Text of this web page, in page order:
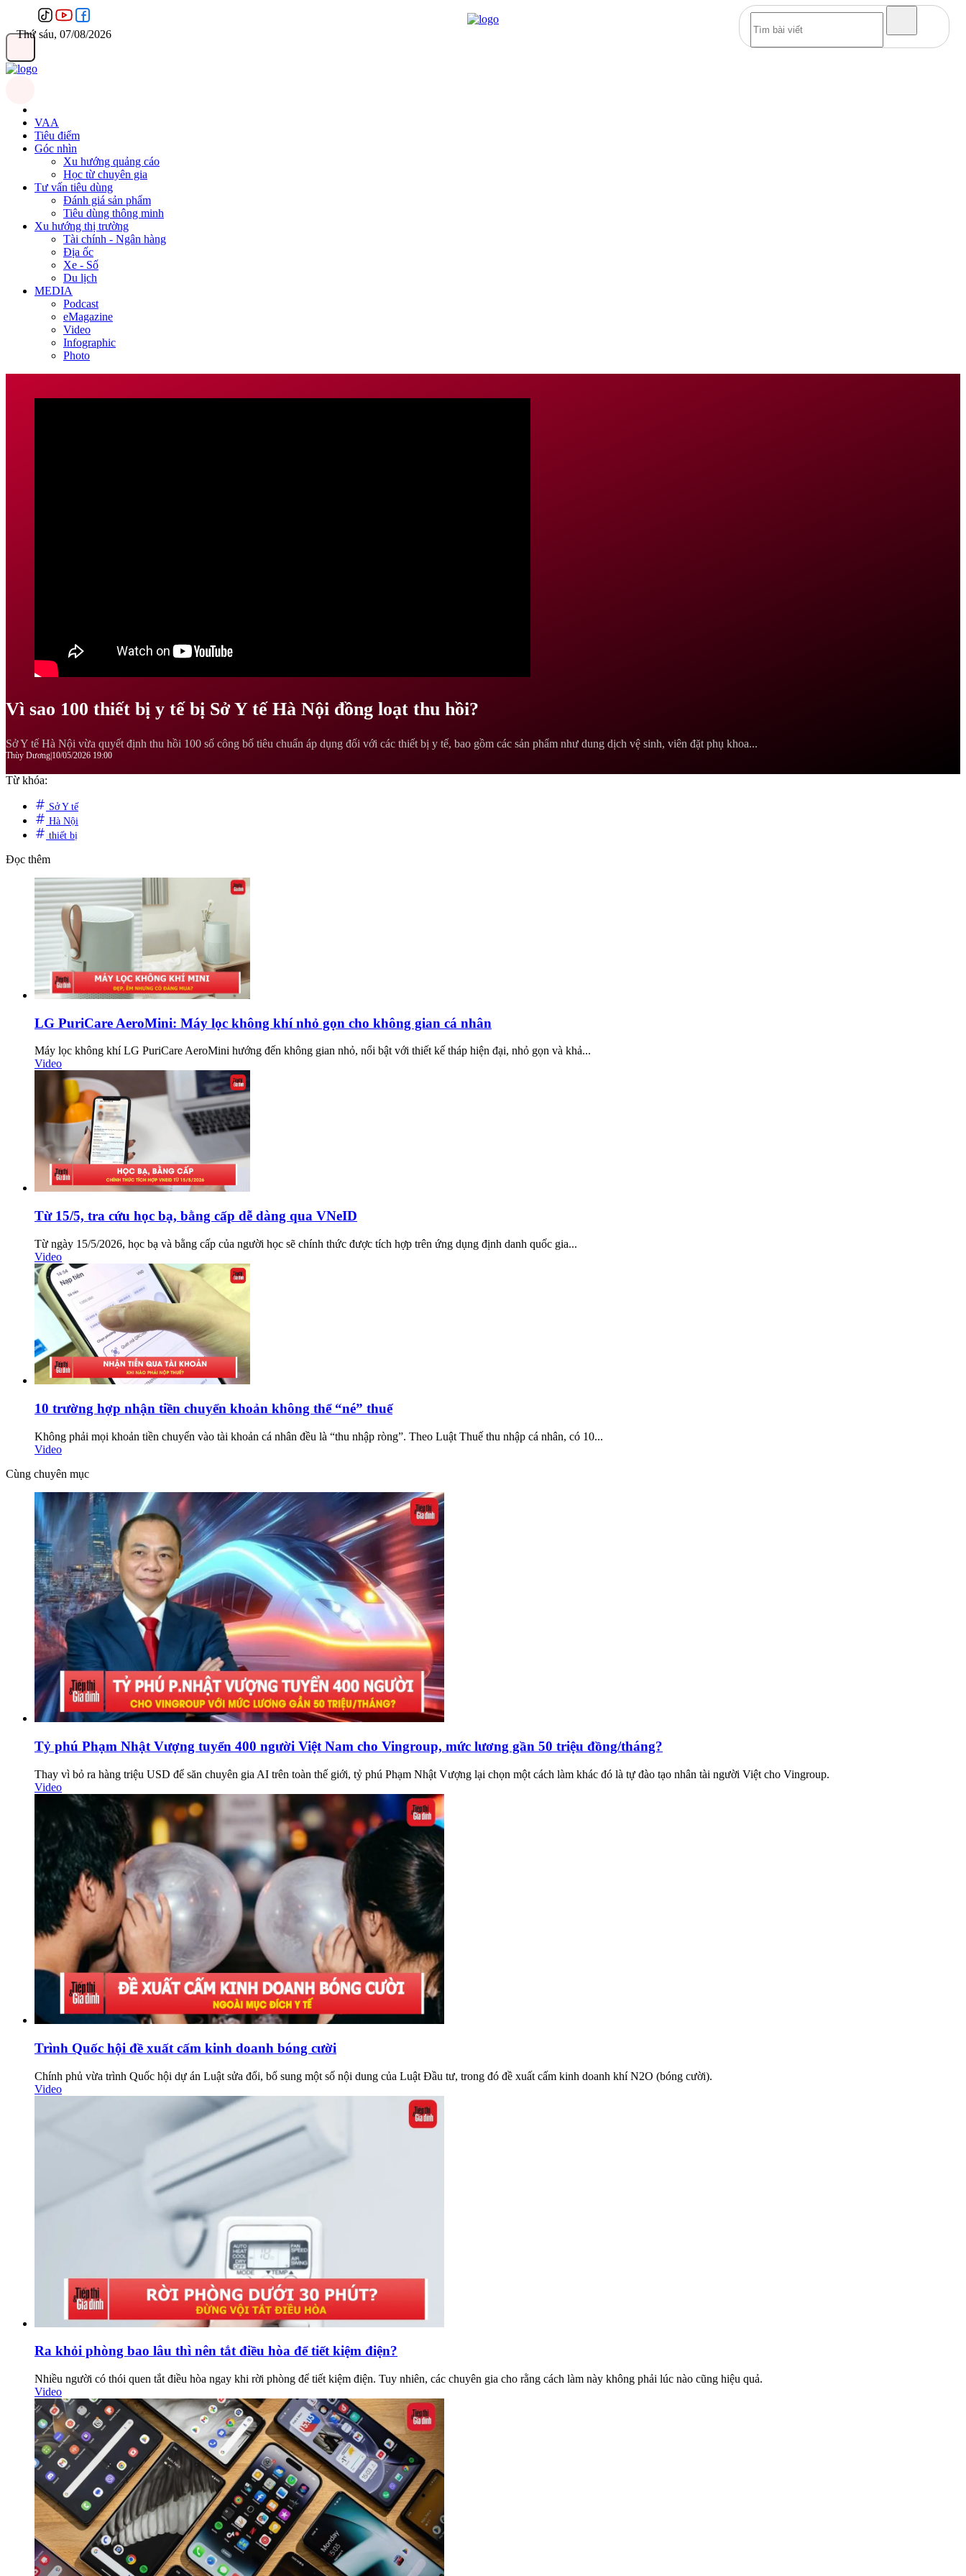
Thứ sáu, 07/08/2026
VAA
Tiêu điểm
Góc nhìn
Xu hướng quảng cáo
Học từ chuyên gia
Tư vấn tiêu dùng
Đánh giá sản phẩm
Tiêu dùng thông minh
Xu hướng thị trường
Tài chính - Ngân hàng
Địa ốc
Xe - Số
Du lịch
MEDIA
Podcast
eMagazine
Video
Infographic
Photo
Vì sao 100 thiết bị y tế bị Sở Y tế Hà Nội đồng loạt thu hồi?
Sở Y tế Hà Nội vừa quyết định thu hồi 100 số công bố tiêu chuẩn áp dụng đối với các thiết bị y tế, bao gồm các sản phẩm như dung dịch vệ sinh, viên đặt phụ khoa...
Thùy Dương 10/05/2026 19:00
Từ khóa:
Sở Y tế
Hà Nội
thiết bị
Đọc thêm
LG PuriCare AeroMini: Máy lọc không khí nhỏ gọn cho không gian cá nhân
Máy lọc không khí LG PuriCare AeroMini hướng đến không gian nhỏ, nổi bật với thiết kế tháp hiện đại, nhỏ gọn và khả...
Video
Từ 15/5, tra cứu học bạ, bằng cấp dễ dàng qua VNeID
Từ ngày 15/5/2026, học bạ và bằng cấp của người học sẽ chính thức được tích hợp trên ứng dụng định danh quốc gia...
Video
10 trường hợp nhận tiền chuyển khoản không thể “né” thuế
Không phải mọi khoản tiền chuyển vào tài khoản cá nhân đều là “thu nhập ròng”. Theo Luật Thuế thu nhập cá nhân, có 10...
Video
Cùng chuyên mục
Tỷ phú Phạm Nhật Vượng tuyển 400 người Việt Nam cho Vingroup, mức lương gần 50 triệu đồng/tháng?
Thay vì bỏ ra hàng triệu USD để săn chuyên gia AI trên toàn thế giới, tỷ phú Phạm Nhật Vượng lại chọn một cách làm khác đó là tự đào tạo nhân tài người Việt cho Vingroup.
Video
Trình Quốc hội đề xuất cấm kinh doanh bóng cười
Chính phủ vừa trình Quốc hội dự án Luật sửa đổi, bổ sung một số nội dung của Luật Đầu tư, trong đó đề xuất cấm kinh doanh khí N2O (bóng cười).
Video
Ra khỏi phòng bao lâu thì nên tắt điều hòa để tiết kiệm điện?
Nhiều người có thói quen tắt điều hòa ngay khi rời phòng để tiết kiệm điện. Tuy nhiên, các chuyên gia cho rằng cách làm này không phải lúc nào cũng hiệu quả.
Video